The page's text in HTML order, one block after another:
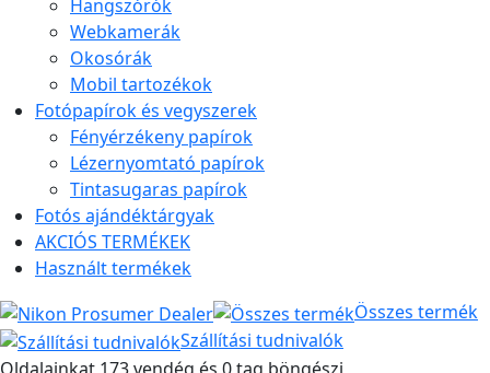
Hangszórók
Webkamerák
Okosórák
Mobil tartozékok
Fotópapírok és vegyszerek
Fényérzékeny papírok
Lézernyomtató papírok
Tintasugaras papírok
Fotós ajándéktárgyak
AKCIÓS TERMÉKEK
Használt termékek
Összes termék
Szállítási tudnivalók
Oldalainkat 173 vendég és 0 tag böngészi